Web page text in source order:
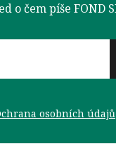
o čem píše FOND
osobních údajů